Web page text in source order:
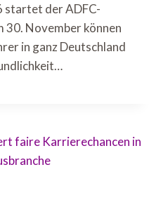
startet der ADFC-
30. November können
in ganz Deutschland